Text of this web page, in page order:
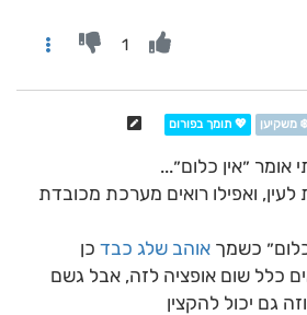
1
משקיען 💖 תומך בפורום
אומר ״אין כלום״...
ואפילו רואים מערכת מכובדת
כשמך אוהב שלג כבד כן
כלל שום אופציה לזה, אבל גשם
גם יכול להקצין